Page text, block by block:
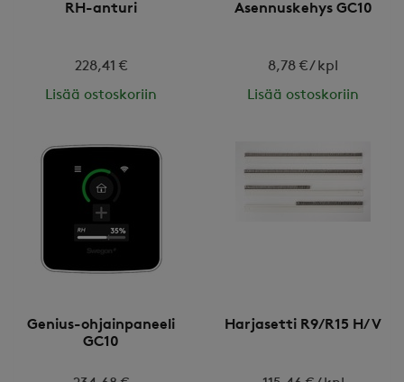
RH-anturi
228,41 €
Lisää ostoskoriin
Asennuskehys GC10
8,78 € / kpl
Lisää ostoskoriin
Genius-ohjainpaneeli
GC10
Harjasetti R9/R15 H/V